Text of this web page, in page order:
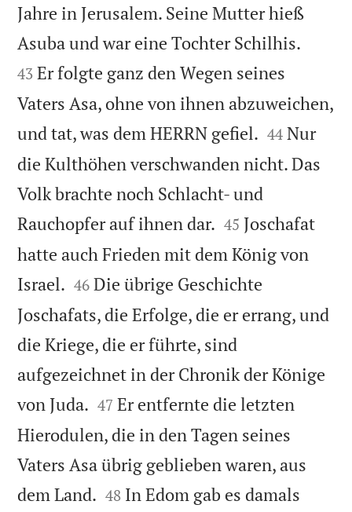
Jahre in Jerusalem. Seine Mutter hieß
Asuba und war eine Tochter Schilhis.
43 Er folgte ganz den Wegen seines
Vaters Asa, ohne von ihnen abzuweichen,
und tat, was dem HERRN gefiel. 

44 Nur
die Kulthöhen verschwanden nicht. Das
Volk brachte noch Schlacht- und
Rauchopfer auf ihnen dar. 

45 Joschafat
hatte auch Frieden mit dem König von
Israel. 

46 Die übrige Geschichte
Joschafats, die Erfolge, die er errang, und
die Kriege, die er führte, sind
aufgezeichnet in der Chronik der Könige
von Juda. 

47 Er entfernte die letzten
Hierodulen, die in den Tagen seines
Vaters Asa übrig geblieben waren, aus
dem Land. 

48 In Edom gab es damals